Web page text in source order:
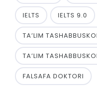
IELTS IELTS 9.0
TA’LIM
TA’LIM
FALSAFA DOKTORI